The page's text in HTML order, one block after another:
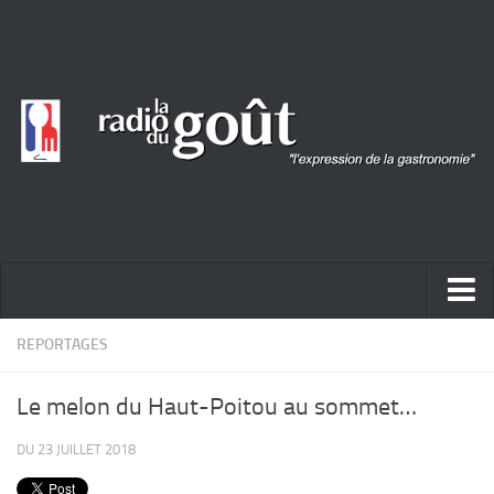
ACTUALITÉ
REPORTAGES
Le melon du Haut-Poitou au sommet…
DU 23 JUILLET 2018